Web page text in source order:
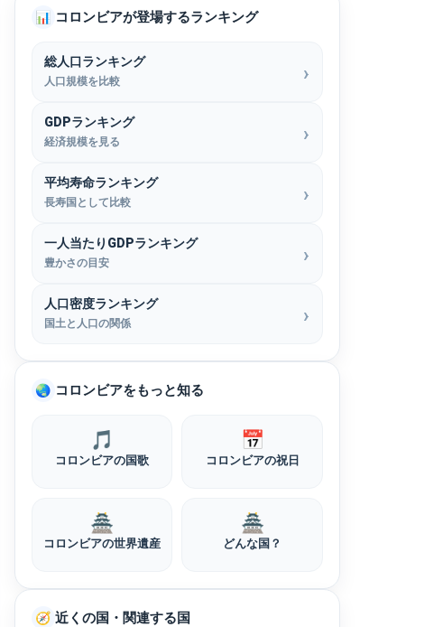
📊 コロンビアが登場するランキング
総人口ランキング
人口規模を比較
GDPランキング
経済規模を見る
平均寿命ランキング
長寿国として比較
一人当たりGDPランキング
豊かさの目安
人口密度ランキング
国土と人口の関係
🌏 コロンビアをもっと知る
🎵
コロンビアの国歌
📅
コロンビアの祝日
🏯
コロンビアの世界遺産
🏯
どんな国？
🧭 近くの国・関連する国